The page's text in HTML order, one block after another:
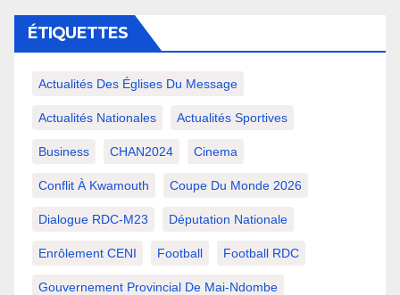
ÉTIQUETTES
Actualités Des Églises Du Message
Actualités Nationales Actualités Sportives
Business CHAN2024 Cinema
Conflit À Kwamouth Coupe Du Monde 2026
Dialogue RDC-M23 Députation Nationale
Enrôlement CENI Football Football RDC
Gouvernement Provincial De Mai-Ndombe